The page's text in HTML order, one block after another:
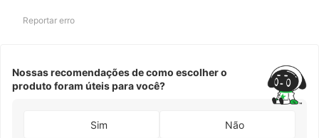
Reportar erro
Nossas recomendações de como escolher o
produto foram úteis para você?
Sim Não